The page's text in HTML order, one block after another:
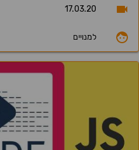
17.03.20
למנויים